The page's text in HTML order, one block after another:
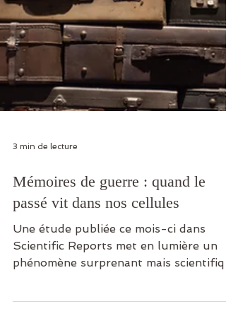
3 min de lecture
Mémoires de guerre : quand le
passé vit dans nos cellules
Une étude publiée ce mois-ci dans
Scientific Reports met en lumière un